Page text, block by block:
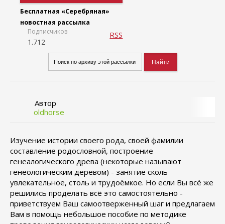
Бесплатная «Серебряная»
новостная рассылка
Подписчиков
1.712
RSS
Автор
oldhorse
Изучение истории своего рода, своей фамилии
составление родословной, построение
генеалогического древа (некоторые называют
генеологическим деревом) - занятие сколь
увлекательное, столь и трудоёмкое. Но если Вы всё же
решились проделать всё это самостоятельно -
приветствуем Ваш самоотверженный шаг и предлагаем
Вам в помощь небольшое пособие по методике